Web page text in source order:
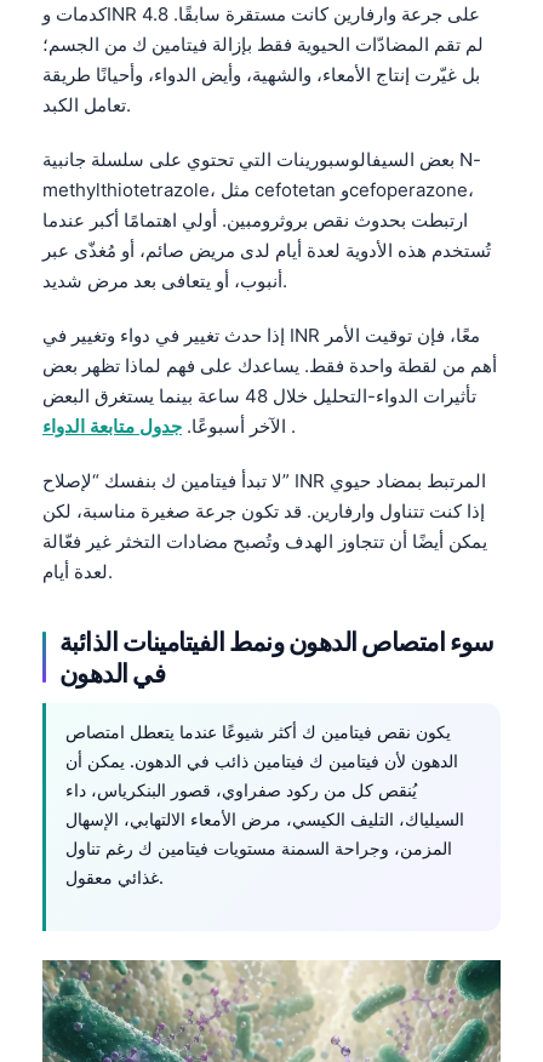
كدمات وINR 4.8 على جرعة وارفارين كانت مستقرة سابقًا.
لم تقم المضادّات الحيوية فقط بإزالة فيتامين ك من الجسم؛
بل غيّرت إنتاج الأمعاء، والشهية، وأيض الدواء، وأحيانًا طريقة
تعامل الكبد.
بعض السيفالوسبورينات التي تحتوي على سلسلة جانبية N-
methylthiotetrazole، مثل cefotetan وcefoperazone،
ارتبطت بحدوث نقص بروثرومبين. أولي اهتمامًا أكبر عندما
تُستخدم هذه الأدوية لعدة أيام لدى مريض صائم، أو مُغذّى عبر
أنبوب، أو يتعافى بعد مرض شديد.
إذا حدث تغيير في دواء وتغيير في INR معًا، فإن توقيت الأمر
أهم من لقطة واحدة فقط. يساعدك على فهم لماذا تظهر بعض
تأثيرات الدواء-التحليل خلال 48 ساعة بينما يستغرق البعض
الآخر أسبوعًا. جدول متابعة الدواء .
لا تبدأ فيتامين ك بنفسك “لإصلاح” INR المرتبط بمضاد حيوي
إذا كنت تتناول وارفارين. قد تكون جرعة صغيرة مناسبة، لكن
يمكن أيضًا أن تتجاوز الهدف وتُصبح مضادات التخثر غير فعّالة
لعدة أيام.
سوء امتصاص الدهون ونمط الفيتامينات الذائبة
في الدهون
يكون نقص فيتامين ك أكثر شيوعًا عندما يتعطل امتصاص
الدهون لأن فيتامين ك فيتامين ذائب في الدهون. يمكن أن
يُنقص كل من ركود صفراوي، قصور البنكرياس، داء
السيلياك، التليف الكيسي، مرض الأمعاء الالتهابي، الإسهال
المزمن، وجراحة السمنة مستويات فيتامين ك رغم تناول
غذائي معقول.
سنڌي
සිංහල
Latviešu valoda
Македонски јазик
Euskara
Gàidhlig
Afrikaans
Монгол
Basa Jawa
Cebuano
ئۇيغۇرچە
Кыргызча
Татар теле
Беларуская мова
Ślōnskŏ gŏdka
Norsk bokmål